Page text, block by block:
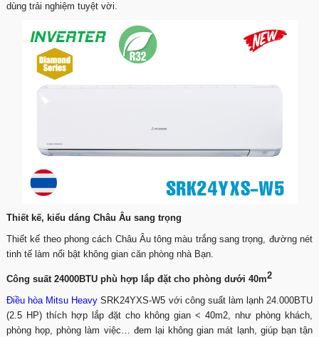
dùng trải nghiệm tuyệt vời.
Thiết kế, kiểu dáng Châu Âu sang trọng
Thiết kế theo phong cách Châu Âu tông màu trắng sang trọng, đường nét
tinh tế làm nổi bật không gian căn phòng nhà Bạn.
Công suất 24000BTU phù hợp lắp đặt cho phòng dưới 40m2
Điều hòa Mitsu Heavy SRK24YXS-W5 với công suất làm lạnh 24.000BTU
(2.5 HP) thích hợp lắp đặt cho không gian < 40m2, như phòng khách,
phòng họp, phòng làm việc… đem lại không gian mát lạnh, giúp bạn tận